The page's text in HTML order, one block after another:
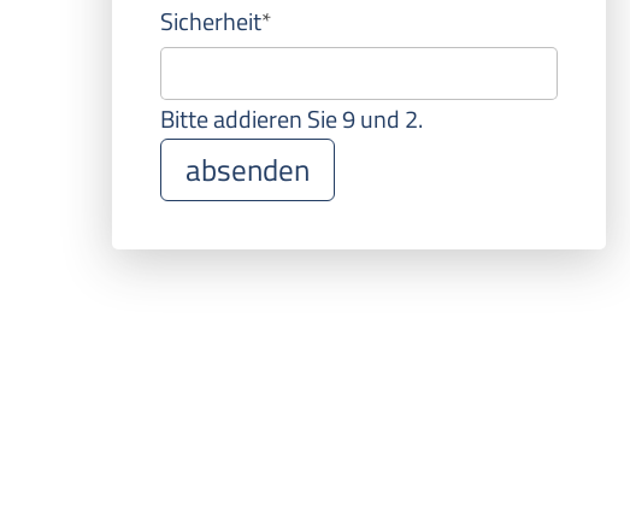
Pflichtfeld
Sicherheit*
Bitte addieren Sie 9 und 2.
absenden